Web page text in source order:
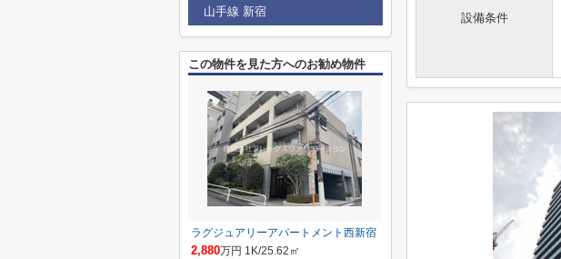
設備条件
山手線 新宿
この物件を見た方へのお勧め物件
ラグジュアリーアパートメント西新宿
2,880万円 1K/25.62㎡